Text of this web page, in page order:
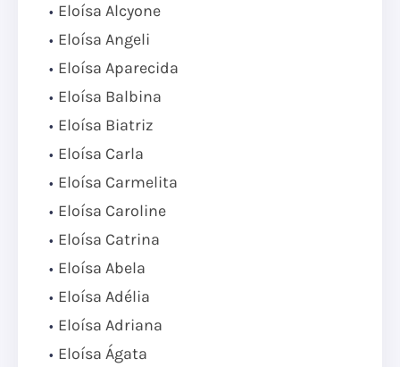
Eloísa Alcyone
Eloísa Angeli
Eloísa Aparecida
Eloísa Balbina
Eloísa Biatriz
Eloísa Carla
Eloísa Carmelita
Eloísa Caroline
Eloísa Catrina
Eloísa Abela
Eloísa Adélia
Eloísa Adriana
Eloísa Ágata